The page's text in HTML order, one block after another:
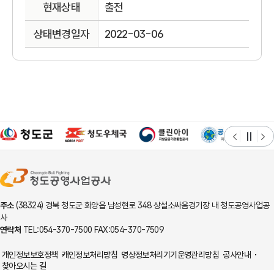
현재상태 출전
상태변경일자 2022-03-06
주소(38324) 경북 청도군 화양읍 남성현로 348 상설소싸움경기장 내 청도공영사업공
사
연락처 TEL:054-370-7500 FAX:054-370-7509
개인정보보호정책 개인정보처리방침 영상정보처리기기운영관리방침 공사안내
찾아오시는 길